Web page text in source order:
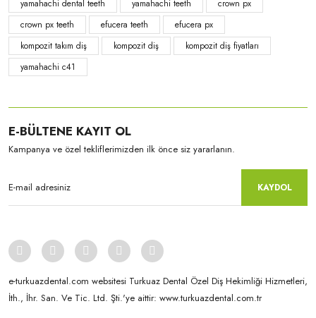
yamahachi dental teeth
yamahachi teeth
crown px
crown px teeth
efucera teeth
efucera px
kompozit takım diş
kompozit diş
kompozit diş fiyatları
yamahachi c41
E-BÜLTENE KAYIT OL
Kampanya ve özel tekliflerimizden ilk önce siz yararlanın.
KAYDOL
e-turkuazdental.com websitesi Turkuaz Dental Özel Diş Hekimliği Hizmetleri,
İth., İhr. San. Ve Tic. Ltd. Şti.'ye aittir: www.turkuazdental.com.tr